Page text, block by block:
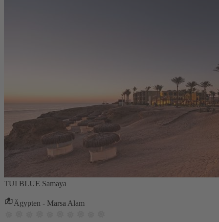
TUI BLUE Samaya
Ägypten - Marsa Alam